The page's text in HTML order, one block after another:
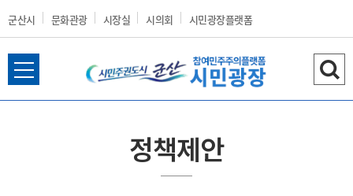
군산시 문화관광 시장실 시의회 시민광장플랫폼
군
전
체
검
색
정책제안